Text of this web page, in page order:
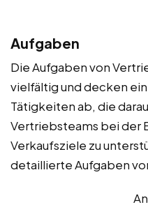
Aufgaben
Die Aufgaben von
vielfältig und decken
Tätigkeiten ab, die
Vertriebsteams bei der
Verkaufsziele zu
detaillierte Aufgaben